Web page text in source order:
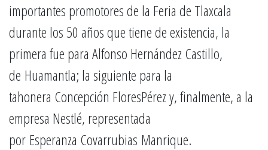
importantes promotores de la Feria de Tlaxcala
durante los 50 años que tiene de existencia, la
primera fue para Alfonso Hernández Castillo,
de Huamantla; la siguiente para la
tahonera Concepción FloresPérez y, finalmente, a la
empresa Nestlé, representada
por Esperanza Covarrubias Manrique.